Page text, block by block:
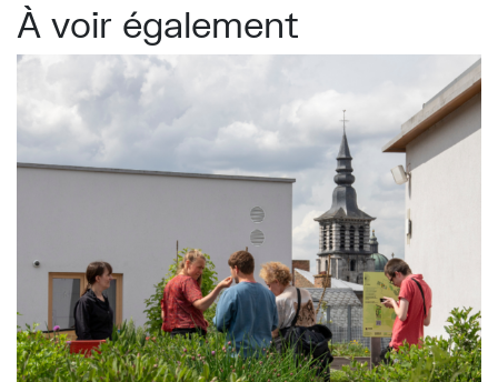
À voir également